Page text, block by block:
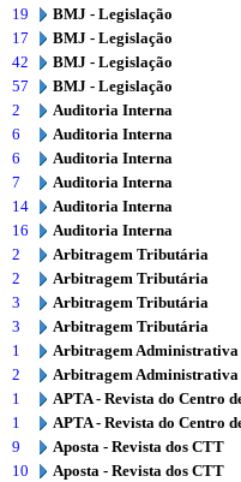
19
BMJ - Legislação
17
BMJ - Legislação
42
BMJ - Legislação
57
BMJ - Legislação
2
Auditoria Interna
6
Auditoria Interna
6
Auditoria Interna
7
Auditoria Interna
14
Auditoria Interna
16
Auditoria Interna
2
Arbitragem Tributária
2
Arbitragem Tributária
3
Arbitragem Tributária
3
Arbitragem Tributária
1
Arbitragem Administrativa
2
Arbitragem Administrativa
1
APTA - Revista do Centro
1
APTA - Revista do Centro
9
Aposta - Revista dos CTT
10
Aposta - Revista dos CTT